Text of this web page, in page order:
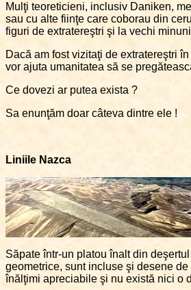
Mulţi teoreticieni, inclusiv Daniken,
sau cu alte fiinţe care coborau din
figuri de extratereştri şi la vechi
Dacă am fost vizitaţi de extratereştri
vor ajuta umanitatea să se
Ce dovezi ar putea exista ?
Sa enunţăm doar câteva dintre ele !
Liniile Nazca
Săpate într-un platou înalt din
geometrice, sunt incluse şi desene
înălţimi apreciabile şi nu există nici o